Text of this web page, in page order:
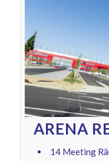
ARENA
14 Meeting